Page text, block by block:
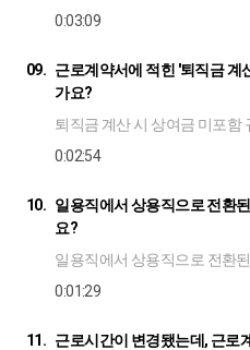
0:03:09
09. 근로계약서에 적힌 '퇴직금 계
가요?
퇴직금 계산 시 상여금 미포함
0:02:54
10. 일용직에서 상용직으로 전환
요?
일용직에서 상용직으로 전환
0:01:29
11. 근로시간이 변경됐는데, 근로